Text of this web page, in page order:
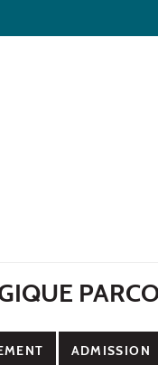
ADMISSION